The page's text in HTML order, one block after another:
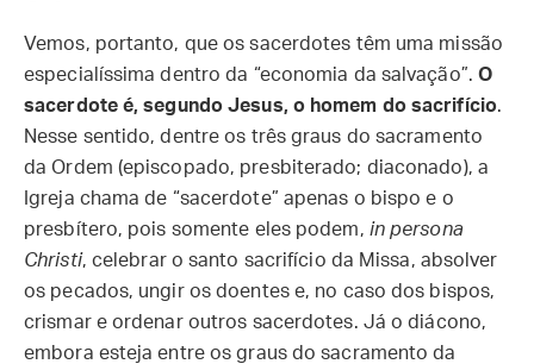
Vemos, portanto, que os sacerdotes têm uma missão
especialíssima dentro da “economia da salvação”. O
sacerdote é, segundo Jesus, o homem do sacrifício.
Nesse sentido, dentre os três graus do sacramento
da Ordem (episcopado, presbiterado; diaconado), a
Igreja chama de “sacerdote” apenas o bispo e o
presbítero, pois somente eles podem, in persona
Christi, celebrar o santo sacrifício da Missa, absolver
os pecados, ungir os doentes e, no caso dos bispos,
crismar e ordenar outros sacerdotes. Já o diácono,
embora esteja entre os graus do sacramento da